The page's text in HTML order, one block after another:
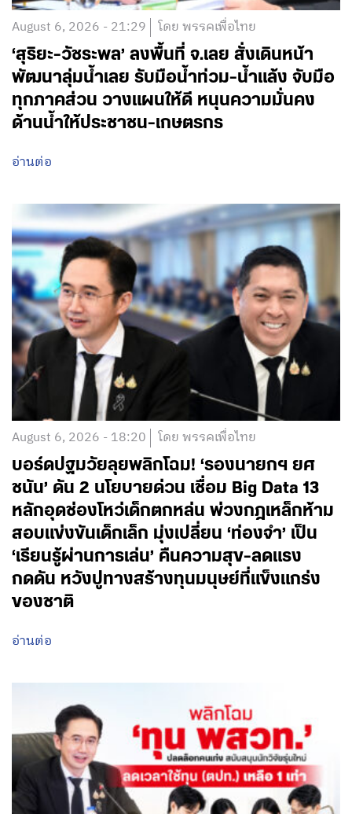
August 6, 2026 - 21:29 โดย พรรคเพื่อไทย
‘สุริยะ-วัชระพล’ ลงพื้นที่ จ.เลย สั่งเดินหน้า
พัฒนาลุ่มน้ำเลย รับมือน้ำท่วม-น้ำแล้ง จับมือ
ทุกภาคส่วน วางแผนให้ดี หนุนความมั่นคง
ด้านน้ำให้ประชาชน-เกษตรกร
อ่านต่อ
August 6, 2026 - 18:20 โดย พรรคเพื่อไทย
บอร์ดปฐมวัยลุยพลิกโฉม! ‘รองนายกฯ ยศ
ชนัน’ ดัน 2 นโยบายด่วน เชื่อม Big Data 13
หลักอุดช่องโหว่เด็กตกหล่น พ่วงกฎเหล็กห้าม
สอบแข่งขันเด็กเล็ก มุ่งเปลี่ยน ‘ท่องจำ’ เป็น
‘เรียนรู้ผ่านการเล่น’ คืนความสุข-ลดแรง
กดดัน หวังปูทางสร้างทุนมนุษย์ที่แข็งแกร่ง
ของชาติ
อ่านต่อ